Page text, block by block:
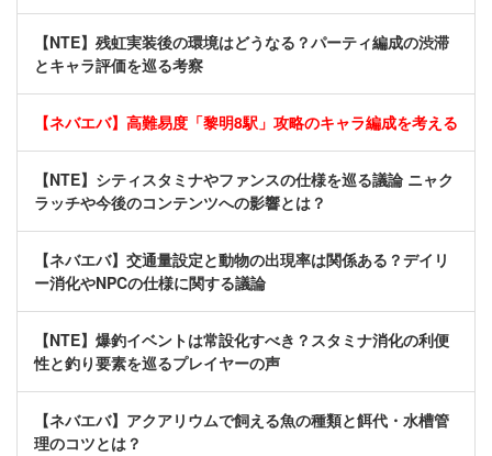
【NTE】残虹実装後の環境はどうなる？パーティ編成の渋滞
とキャラ評価を巡る考察
【ネバエバ】高難易度「黎明8駅」攻略のキャラ編成を考える
【NTE】シティスタミナやファンスの仕様を巡る議論 ニャク
ラッチや今後のコンテンツへの影響とは？
【ネバエバ】交通量設定と動物の出現率は関係ある？デイリ
ー消化やNPCの仕様に関する議論
【NTE】爆釣イベントは常設化すべき？スタミナ消化の利便
性と釣り要素を巡るプレイヤーの声
【ネバエバ】アクアリウムで飼える魚の種類と餌代・水槽管
理のコツとは？